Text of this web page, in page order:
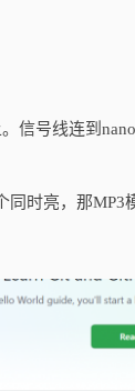
信号线连到nano
时亮，那MP3